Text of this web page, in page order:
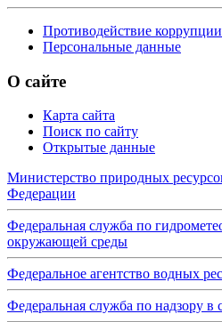
Противодействие коррупции
Персональные данные
О сайте
Карта сайта
Поиск по сайту
Открытые данные
Министерство природных
Федерации
Федеральная служба по
окружающей среды
Федеральное агентство водных
Федеральная служба по надзору в